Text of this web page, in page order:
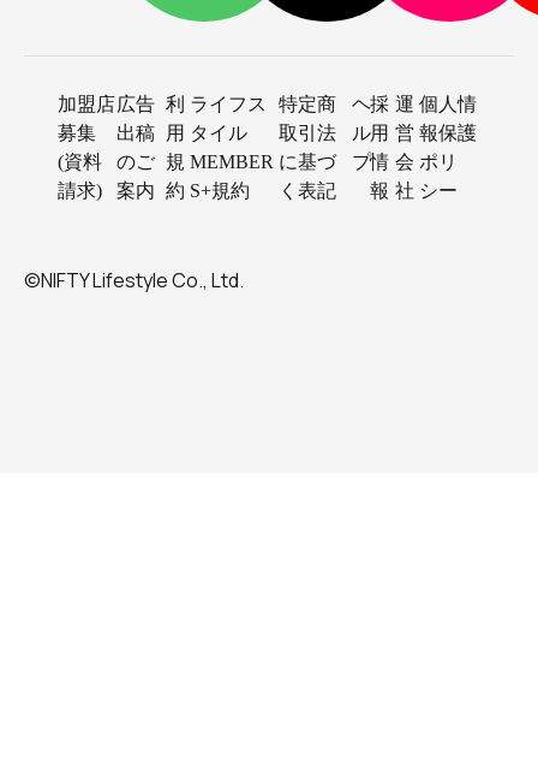
加盟店
募集
(資料
請求)
広告
出稿
のご
案内
利
用
規
約
ライフス
タイル
MEMBER
S+規約
特定商
取引法
に基づ
く表記
ヘ
ル
プ
採
用
情
報
運
営
会
社
個人情
報保護
ポリ
シー
©NIFTY Lifestyle Co., Ltd.